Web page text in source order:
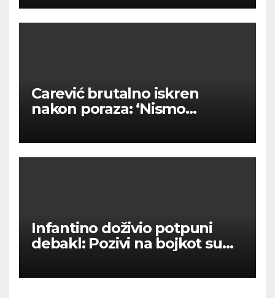
Carević brutalno iskren
nakon poraza: ‘Nismo
Infantino doživio potpuni
debakl: Pozivi na bojkot su
dionica SP-a!